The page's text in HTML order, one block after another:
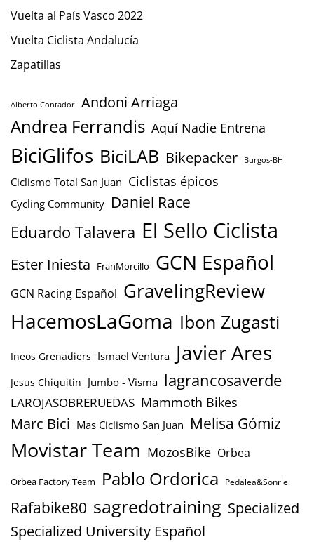
Vuelta al País Vasco 2022
Vuelta Ciclista Andalucía
Zapatillas
Alberto Contador Andoni Arriaga
Andrea Ferrandis Aquí Nadie Entrena
BiciGlifos BiciLAB Bikepacker Burgos-BH
Ciclismo Total San Juan Ciclistas épicos
Cycling Community Daniel Race
Eduardo Talavera El Sello Ciclista
Ester Iniesta FranMorcillo GCN Español
GCN Racing Español GravelingReview
HacemosLaGoma Ibon Zugasti
Ineos Grenadiers Ismael Ventura Javier Ares
Jesus Chiquitin Jumbo - Visma lagrancosaverde
LAROJASOBRERUEDAS Mammoth Bikes
Marc Bici Mas Ciclismo San Juan Melisa Gómiz
Movistar Team MozosBike Orbea
Orbea Factory Team Pablo Ordorica Pedalea&Sonrie
Rafabike80 sagredotraining Specialized
Specialized University Español